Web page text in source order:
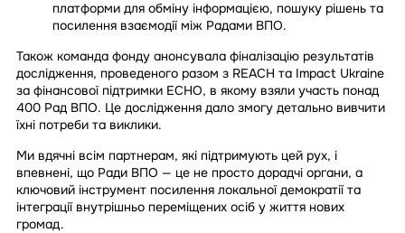
платформи для обміну інформацією, пошуку рішень та
посилення взаємодії між Радами ВПО.
Також команда фонду анонсувала фіналізацію результатів
дослідження, проведеного разом з REACH та Impact Ukraine
за фінансової підтримки ECHO, в якому взяли участь понад
400 Рад ВПО. Це дослідження дало змогу детально вивчити
їхні потреби та виклики.
Ми вдячні всім партнерам, які підтримують цей рух, і
впевнені, що Ради ВПО — це не просто дорадчі органи, а
ключовий інструмент посилення локальної демократії та
інтеграції внутрішньо переміщених осіб у життя нових
громад.